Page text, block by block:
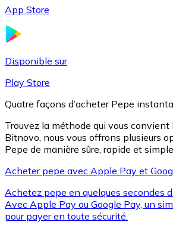
XRP
XRP
App Store
Disponible sur
Play Store
Quatre façons d’acheter Pepe
Trouvez la méthode qui vous convient
Bitnovo, nous vous offrons plusieurs
Pepe de manière sûre, rapide et simple.
Acheter pepe avec Apple Pay et
Achetez pepe en quelques secondes
Avec Apple Pay ou Google Pay, un
pour payer en toute sécurité.